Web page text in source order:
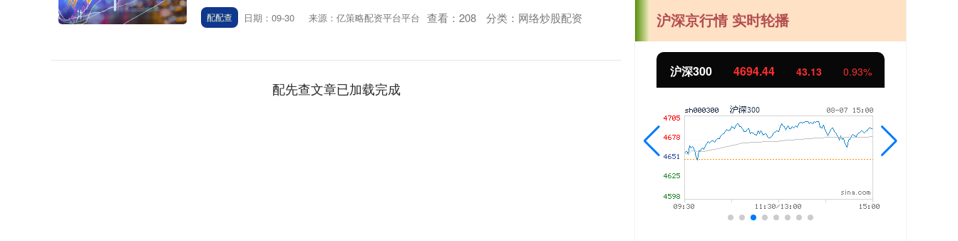
配配查 日期：09-30 来源：亿策略配资平台平台 查看： 208 分类： 网络炒股配资
配先查文章已加载完成
沪深京行情 实时轮播
沪深300 4694.44 43.13 0.93%